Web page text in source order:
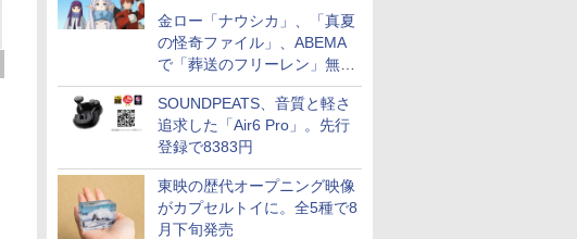
金ロー「ナウシカ」、「真夏
の怪奇ファイル」、ABEMA
で「葬送のフリーレン」無料
配信など。夏の特番・配信情
報
SOUNDPEATS、音質と軽さ
追求した「Air6 Pro」。先行
登録で8383円
東映の歴代オープニング映像
がカプセルトイに。全5種で8
月下旬発売